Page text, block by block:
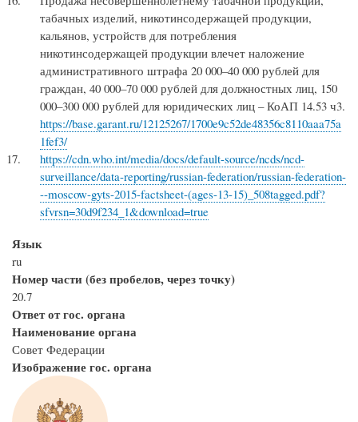
табачных изделий, никотинсодержащей продукции,
кальянов, устройств для потребления
никотинсодержащей продукции влечет наложение
административного штрафа 20 000–40 000 рублей для
граждан, 40 000–70 000 рублей для должностных лиц, 150
000–300 000 рублей для юридических лиц – КоАП 14.53 ч3.
https://base.garant.ru/12125267/1700e9c52de48356c8110aaa75a
1fef3/
https://cdn.who.int/media/docs/default-source/ncds/ncd-
surveillance/data-reporting/russian-federation/russian-federation-
--moscow-gyts-2015-factsheet-(ages-13-15)_508tagged.pdf?
sfvrsn=30d9f234_1&download=true
Язык
ru
Номер части (без пробелов, через точку)
20.7
Ответ от гос. органа
Наименование органа
Совет Федерации
Изображение гос. органа